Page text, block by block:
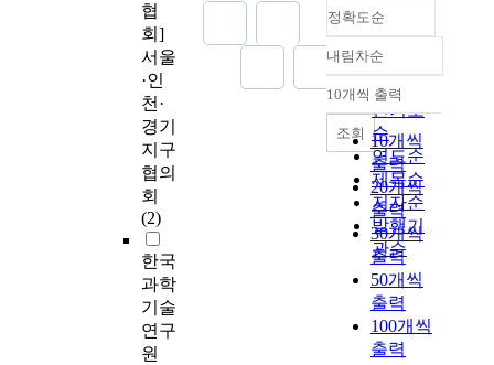
협
회]
서울
·인
천·
경기
지구
협의
회
(2)
한국
과학
기술
연구
원
정확도순
정확도
순
인기도
순
연도순
제목순
저자순
발행기
관순
내림차순
내림차순
10개씩 출력
10개씩
출력
20개씩
출력
30개씩
출력
50개씩
출력
100개씩
출력
조회